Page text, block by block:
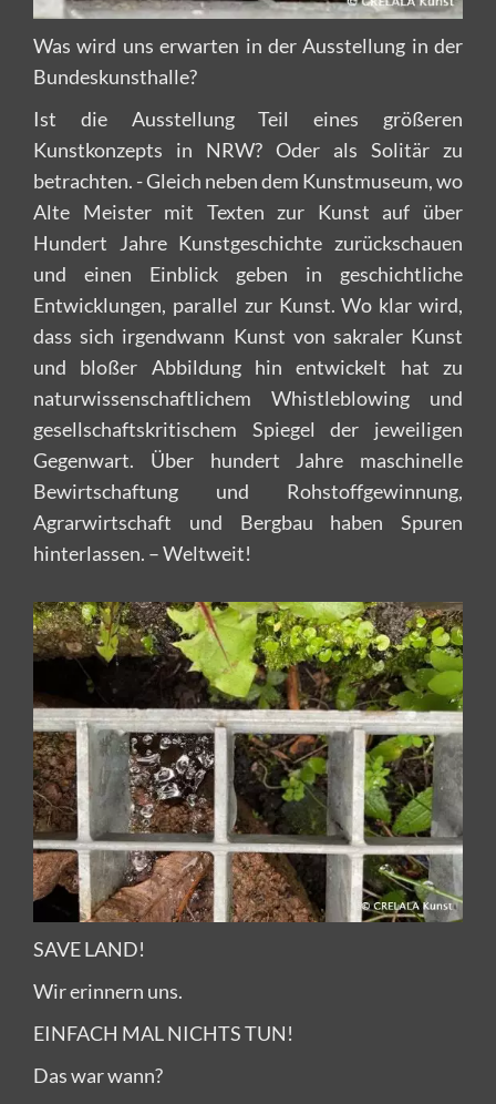
Was wird uns erwarten in der Ausstellung in der
Bundeskunsthalle?
Ist die Ausstellung Teil eines größeren
Kunstkonzepts in NRW? Oder als Solitär zu
betrachten. - Gleich neben dem Kunstmuseum, wo
Alte Meister mit Texten zur Kunst auf über
Hundert Jahre Kunstgeschichte zurückschauen
und einen Einblick geben in geschichtliche
Entwicklungen, parallel zur Kunst. Wo klar wird,
dass sich irgendwann Kunst von sakraler Kunst
und bloßer Abbildung hin entwickelt hat zu
naturwissenschaftlichem Whistleblowing und
gesellschaftskritischem Spiegel der jeweiligen
Gegenwart. Über hundert Jahre maschinelle
Bewirtschaftung und Rohstoffgewinnung,
Agrarwirtschaft und Bergbau haben Spuren
hinterlassen. – Weltweit!
SAVE LAND!
Wir erinnern uns.
EINFACH MAL NICHTS TUN!
Das war wann?